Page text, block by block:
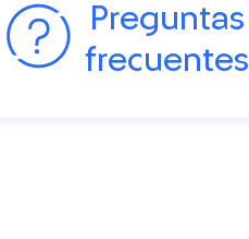
Preguntas
frecuentes